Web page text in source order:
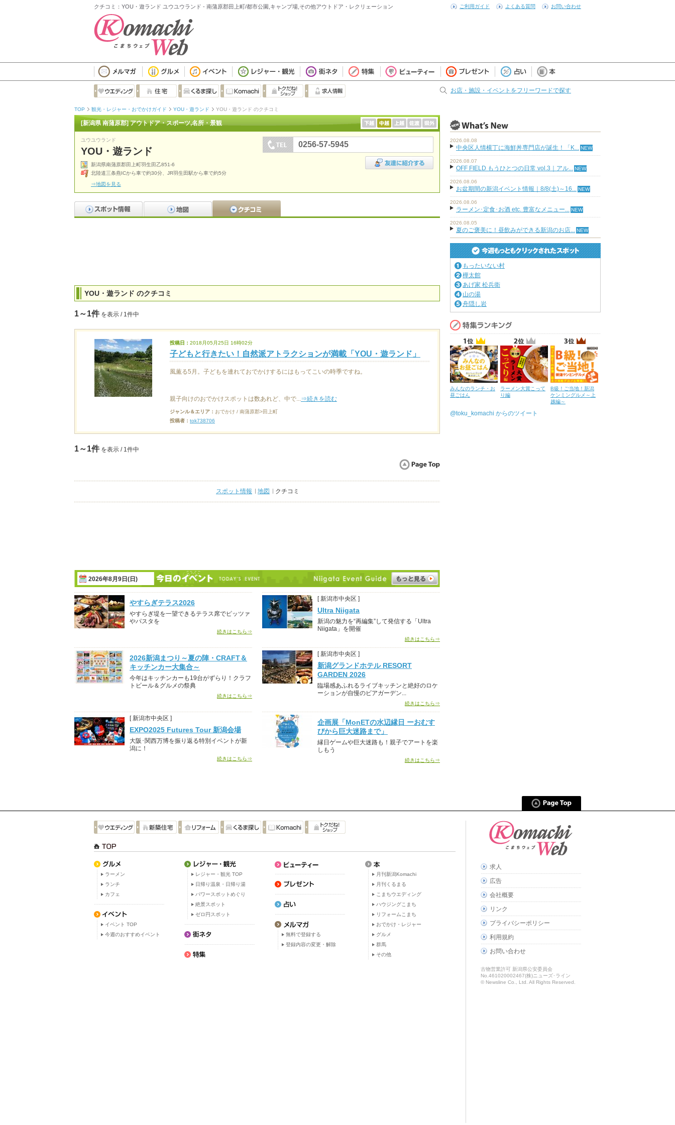
クチコミ：YOU・遊ランド ユウユウランド - 南蒲原郡田上町/都市公園,キャンプ場,その他アウトドア・レクリェーション ご利用ガイド よくある質問 お問い合わせ
お店・施設・イベントをフリーワードで探す
TOP 観光・レジャー・おでかけガイド YOU・遊ランド YOU・遊ランド のクチコミ
[新潟県 南蒲原郡] アウトドア・スポーツ,名所・景観
ユウユウランド
YOU・遊ランド
新潟県南蒲原郡田上町羽生田乙851-6
北陸道三条燕ICから車で約30分、JR羽生田駅から車で約5分
⇒地図を見る
0256-57-5945
YOU・遊ランド のクチコミ
1～1件 を表示 / 1件中
投稿日： 2018月05月25日 16時02分
子どもと行きたい！自然派アトラクションが満載「YOU・遊ランド」
風薫る5月。子どもを連れておでかけするにはもってこいの時季ですね。
親子向けのおでかけスポットは数あれど、中で...⇒続きを読む
ジャンル＆エリア： おでかけ / 南蒲原郡>田上町
投稿者： tok738706
1～1件 を表示 / 1件中
スポット情報 地図 クチコミ
2026年8月9日(日)
やすらぎテラス2026
やすらぎ堤を一望できるテラス席でピッツァ
やパスタを
続きはこちら⇒
[ 新潟市中央区 ]
Ultra Niigata
新潟の魅力を“再編集”して発信する「Ultra
Niigata」を開催
続きはこちら⇒
2026新潟まつり～夏の陣・CRAFT＆
キッチンカー大集合～
今年はキッチンカーも19台がずらり！クラフ
トビール＆グルメの祭典
続きはこちら⇒
[ 新潟市中央区 ]
新潟グランドホテル RESORT
GARDEN 2026
臨場感あふれるライブキッチンと絶好のロケ
ーションが自慢のビアガーデン...
続きはこちら⇒
[ 新潟市中央区 ]
EXPO2025 Futures Tour 新潟会場
大阪･関西万博を振り返る特別イベントが新
潟に！
続きはこちら⇒
企画展「MonETの水辺縁日 ーおむす
びから巨大迷路まで」
縁日ゲームや巨大迷路も！親子でアートを楽
しもう
続きはこちら⇒
2026.08.08
中央区人情横丁に海鮮丼専門店が誕生！「K...
2026.08.07
OFF FIELD もうひとつの日常 vol.3｜アル...
2026.08.06
お盆期間の新潟イベント情報｜8/8(土)～16...
2026.08.06
ラーメン･定食･お酒 etc. 豊富なメニュー...
2026.08.05
夏のご褒美に！昼飲みができる新潟のお店...
もったいない村
樺太館
あげ家 松兵衛
山の湯
舟隠し岩
みんなのランチ・お
昼ごはん
ラーメン大賞こって
り編
B級！ご当地！新潟
ケンミングルメ～上
越編～
@toku_komachi からのツイート
ラーメン
ランチ
カフェ
イベント TOP
今週のおすすめイベント
レジャー・観光 TOP
日帰り温泉・日帰り湯
パワースポットめぐり
絶景スポット
ゼロ円スポット
無料で登録する
登録内容の変更・解除
月刊新潟Komachi
月刊くるまる
こまちウエディング
ハウジングこまち
リフォームこまち
おでかけ・レジャー
グルメ
群馬
その他
求人
広告
会社概要
リンク
プライバシーポリシー
利用規約
お問い合わせ
古物営業許可 新潟県公安委員会
No.461020002467(株)ニューズ･ライン
© Newsline Co., Ltd. All Rights Reserved.